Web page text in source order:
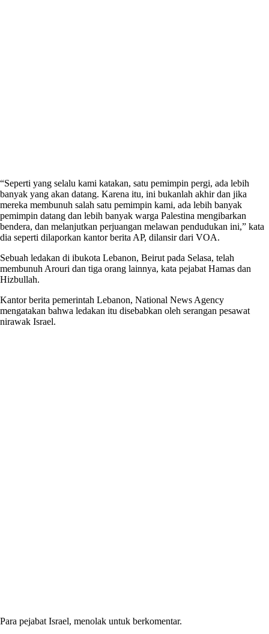
“Seperti yang selalu kami katakan, satu pemimpin pergi, ada lebih
banyak yang akan datang. Karena itu, ini bukanlah akhir dan jika
mereka membunuh salah satu pemimpin kami, ada lebih banyak
pemimpin datang dan lebih banyak warga Palestina mengibarkan
bendera, dan melanjutkan perjuangan melawan pendudukan ini,” kata
dia seperti dilaporkan kantor berita AP, dilansir dari VOA.
Sebuah ledakan di ibukota Lebanon, Beirut pada Selasa, telah
membunuh Arouri dan tiga orang lainnya, kata pejabat Hamas dan
Hizbullah.
Kantor berita pemerintah Lebanon, National News Agency
mengatakan bahwa ledakan itu disebabkan oleh serangan pesawat
nirawak Israel.
Para pejabat Israel, menolak untuk berkomentar.